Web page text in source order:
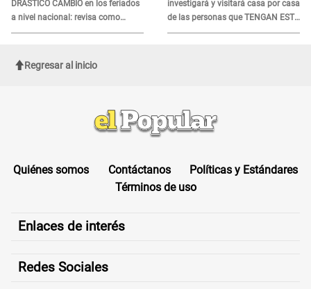
DRÁSTICO CAMBIO en los feriados
a nivel nacional: revisa como
quedarán los DÍAS LIBRES
investigará y visitará casa por casa
de las personas que TENGAN ESTE
TRABAJO
Regresar al inicio
Quiénes somos Contáctanos
Políticas y Estándares
Términos de uso
Enlaces de interés
Redes Sociales